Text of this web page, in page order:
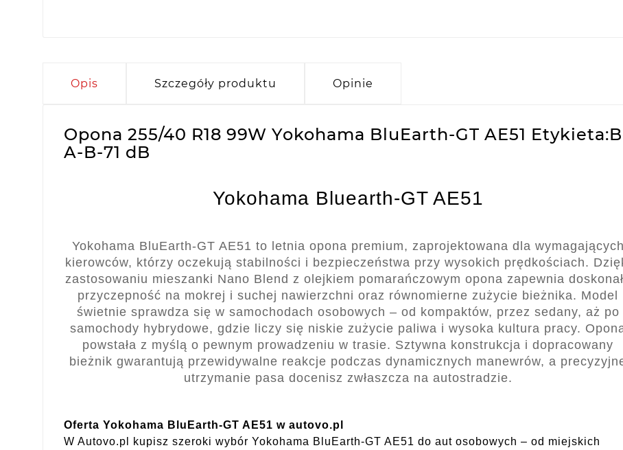
Opis Szczegóły produktu Opinie
Opona 255/40 R18 99W Yokohama BluEarth-GT AE51
A-B-71 dB
Yokohama Bluearth-GT AE51
Yokohama BluEarth-GT AE51 to letnia opona premium, zaprojektowana dla wymagających
kierowców, którzy oczekują stabilności i bezpieczeństwa przy wysokich prędkościach.
zastosowaniu mieszanki Nano Blend z olejkiem pomarańczowym opona zapewnia
przyczepność na mokrej i suchej nawierzchni oraz równomierne zużycie bieżnika. Model
świetnie sprawdza się w samochodach osobowych – od kompaktów, przez sedany, aż po
samochody hybrydowe, gdzie liczy się niskie zużycie paliwa i wysoka kultura pracy.
powstała z myślą o pewnym prowadzeniu w trasie. Sztywna konstrukcja i dopracowany
bieżnik gwarantują przewidywalne reakcje podczas dynamicznych manewrów, a
utrzymanie pasa docenisz zwłaszcza na autostradzie.
Oferta Yokohama BluEarth-GT AE51 w autovo.pl
W Autovo.pl kupisz szeroki wybór Yokohama BluEarth-GT AE51 do aut osobowych – od miejskich